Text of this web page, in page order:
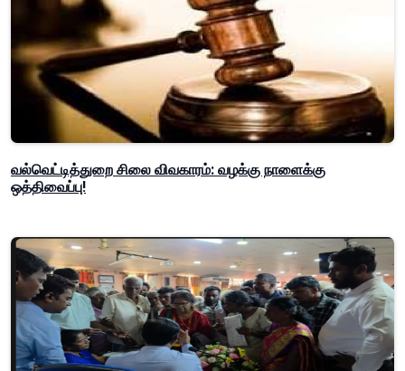
வல்வெட்டித்துறை சிலை விவகாரம்: வழக்கு நாளைக்கு
ஒத்திவைப்பு!